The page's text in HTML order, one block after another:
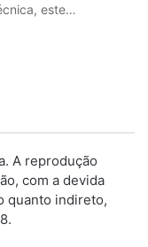
este…
A reprodução
com a devida
quanto indireto,